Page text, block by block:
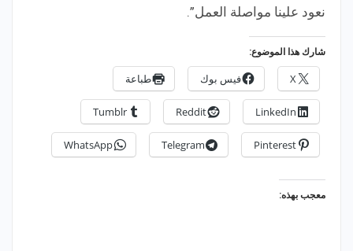
نعود علينا مواصلة العمل”.
شارك هذا الموضوع:
X فيس بوك طباعة
LinkedIn
Reddit
Tumblr
Pinterest
Telegram
WhatsApp
معجب بهذه: